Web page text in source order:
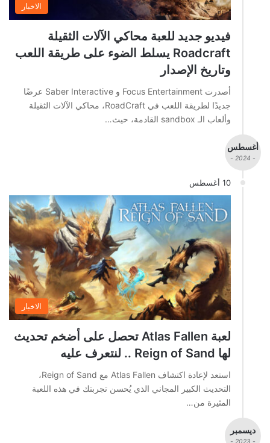
الاخبار
فيديو جديد للعبة محاكي الآلات الثقيلة
Roadcraft يسلط الضوء على طريقة اللعب
وتاريخ الإصدار
أصدرت Focus Entertainment و Saber Interactive عرضًا
جديدًا لطريقة اللعب في RoadCraft، محاكي الآلات الثقيلة
وألعاب الـ sandbox القادمة، حيث…
أغسطس
- 2024 -
10 أغسطس
الاخبار
لعبة Atlas Fallen تحصل على أضخم تحديث
لها Reign of Sand .. لنتعرف عليه
استعد لإعادة اكتشاف Atlas Fallen مع Reign of Sand،
التحديث الكبير المجاني الذي يُحسن تجربتك في هذه اللعبة
المثيرة من…
ديسمبر